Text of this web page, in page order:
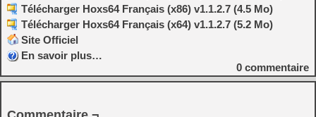
Télécharger Hoxs64 Français (x86) v1.1.2.7 (4.5 Mo)
Télécharger Hoxs64 Français (x64) v1.1.2.7 (5.2 Mo)
Site Officiel
En savoir plus…
0 commentaire